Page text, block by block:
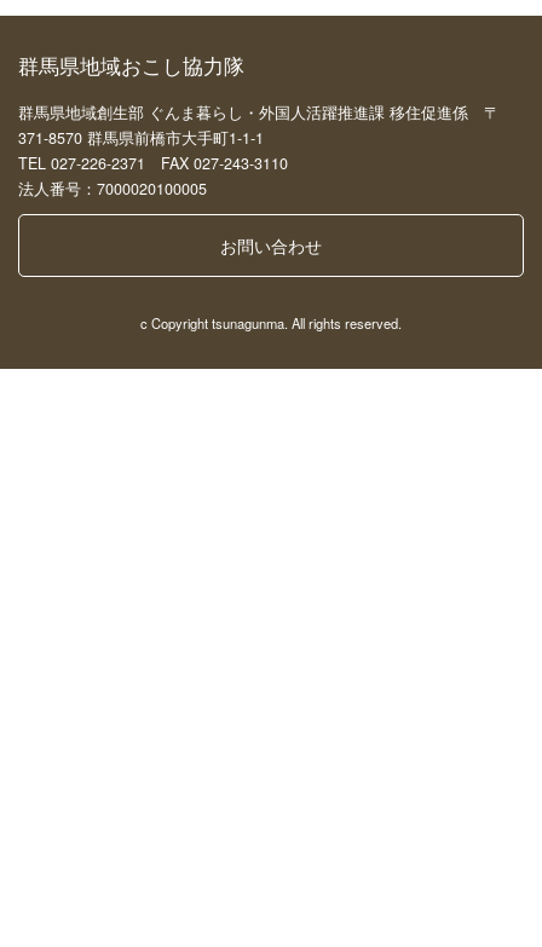
群馬県地域おこし協力隊
群馬県地域創生部 ぐんま暮らし・外国人活躍推進課 移住促進係 〒
371-8570 群馬県前橋市大手町1-1-1
TEL 027-226-2371 FAX 027-243-3110
法人番号：7000020100005
お問い合わせ
c Copyright tsunagunma. All rights reserved.